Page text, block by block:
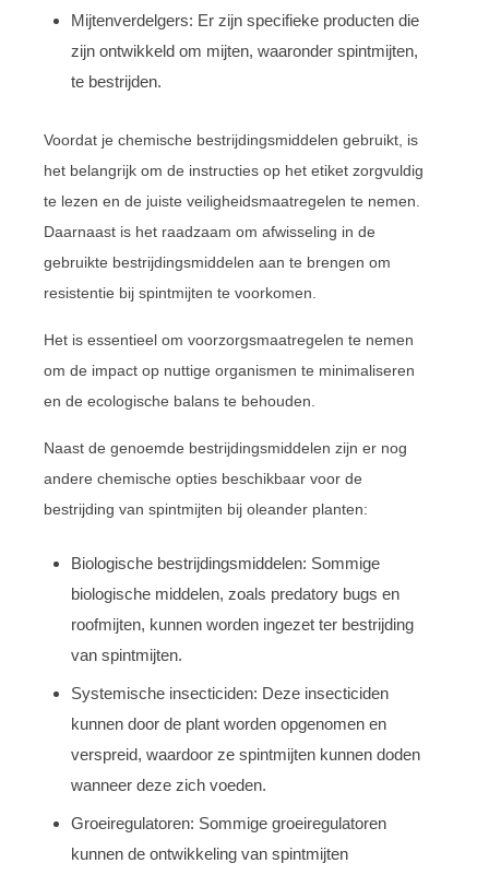
Mijtenverdelgers: Er zijn specifieke producten die
zijn ontwikkeld om mijten, waaronder spintmijten,
te bestrijden.
Voordat je chemische bestrijdingsmiddelen gebruikt, is
het belangrijk om de instructies op het etiket zorgvuldig
te lezen en de juiste veiligheidsmaatregelen te nemen.
Daarnaast is het raadzaam om afwisseling in de
gebruikte bestrijdingsmiddelen aan te brengen om
resistentie bij spintmijten te voorkomen.
Het is essentieel om voorzorgsmaatregelen te nemen
om de impact op nuttige organismen te minimaliseren
en de ecologische balans te behouden.
Naast de genoemde bestrijdingsmiddelen zijn er nog
andere chemische opties beschikbaar voor de
bestrijding van spintmijten bij oleander planten:
Biologische bestrijdingsmiddelen: Sommige
biologische middelen, zoals predatory bugs en
roofmijten, kunnen worden ingezet ter bestrijding
van spintmijten.
Systemische insecticiden: Deze insecticiden
kunnen door de plant worden opgenomen en
verspreid, waardoor ze spintmijten kunnen doden
wanneer deze zich voeden.
Groeiregulatoren: Sommige groeiregulatoren
kunnen de ontwikkeling van spintmijten